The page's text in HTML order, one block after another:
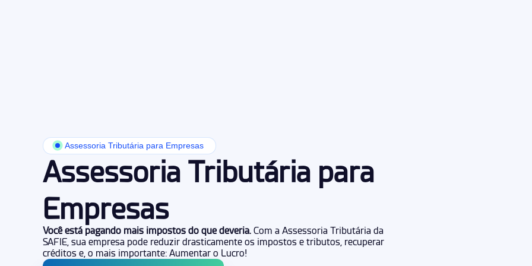
Assessoria Tributária para Empresas
Assessoria Tributária para
Empresas
Você está pagando mais impostos do que deveria. Com a Assessoria Tributária da
SAFIE, sua empresa pode reduzir drasticamente os impostos e tributos, recuperar
créditos e, o mais importante: Aumentar o Lucro!